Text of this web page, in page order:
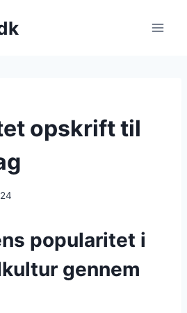
opskrift til
popularitet i
gennem